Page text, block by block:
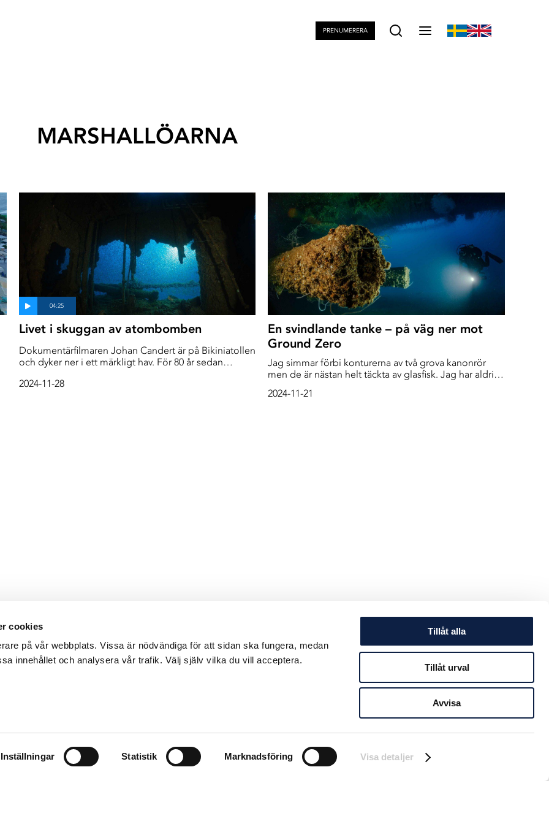
cookies
på vår webbplats. Vissa är nödvändiga för att sidan ska fungera, medan
innehållet och analysera vår trafik. Välj själv vilka du vill acceptera.
Inställningar Statistik Marknadsföring Visa detaljer
Tillåt alla
Tillåt urval
Avvisa
PRENUMERERA
MARSHALLÖARNA
Livet i skuggan av atombomben
Dokumentärfilmaren Johan Candert är på Bikiniatollen
och dyker ner i ett märkligt hav. För 80 år sedan
livet. Men det Johan ser är ett hav som håller på att
2024-11-28
En svindlande tanke – på väg ner mot
Ground Zero
Jag simmar förbi konturerna av två grova kanonrör
men de är nästan helt täckta av glasfisk. Jag har aldrig
sakta ner längs skrovsidan på USS Saratoga. Det är 52
2024-11-21